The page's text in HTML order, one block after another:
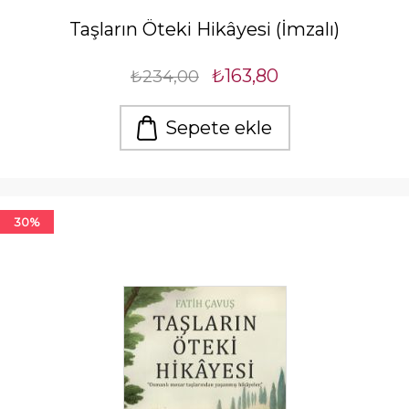
Taşların Öteki Hikâyesi (İmzalı)
₺234,00 ₺163,80
Sepete ekle
30%